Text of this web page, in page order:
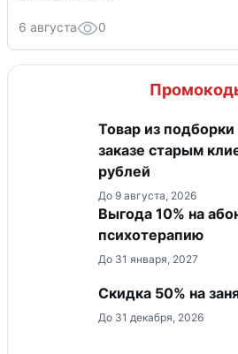
6 августа 0
Товар из подборки
заказе старым
рублей
До 9 августа, 2026
Выгода 10% на
психотерапию
До 31 января, 2027
Скидка 50% на
До 31 декабря, 2026